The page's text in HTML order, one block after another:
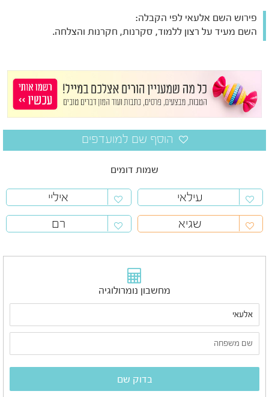
פירוש השם אלעאי לפי הקבלה:
השם מעיד על רצון ללמוד, סקרנות, חקרנות והצלחה.
שמות דומים
עילאי
איליי
שגיא
רם
מחשבון נומרולוגיה